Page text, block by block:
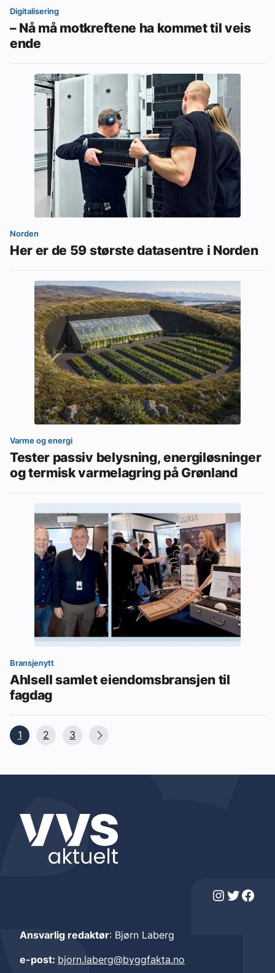
Digitalisering
– Nå må motkreftene ha kommet til veis
ende
Norden
Her er de 59 største datasentre i Norden
Varme og energi
Tester passiv belysning, energiløsninger
og termisk varmelagring på Grønland
Bransjenytt
Ahlsell samlet eiendomsbransjen til
fagdag
1 2 3
Instagram Twitter Facebook
Ansvarlig redaktør: Bjørn Laberg
e-post: bjorn.laberg@byggfakta.no